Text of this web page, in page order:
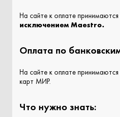
На сайте к оплате
исключением Maestro.
Оплата по
На сайте к оплате
карт МИР.
Что нужно знать: